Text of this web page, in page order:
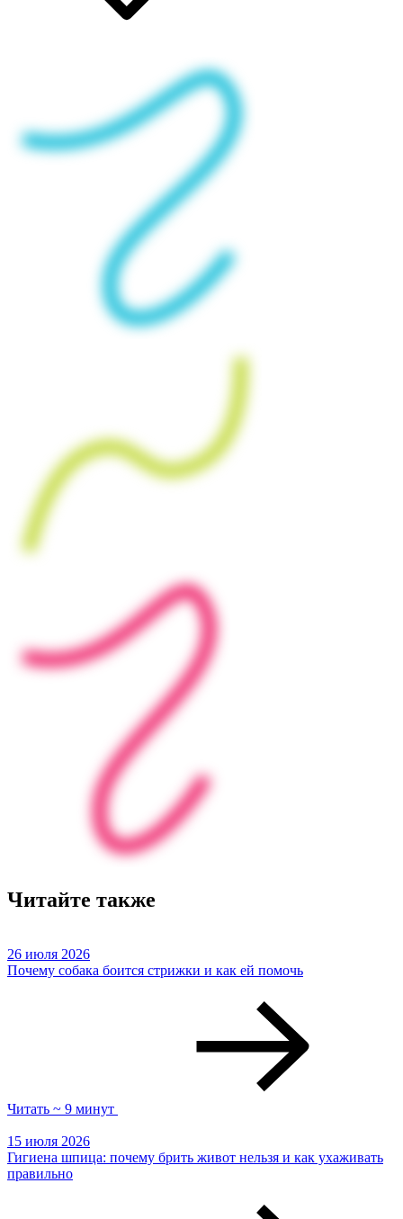
Читайте также
26 июля 2026
Почему собака боится стрижки и как ей помочь
Читать ~ 9 минут
15 июля 2026
Гигиена шпица: почему брить живот нельзя и как ухаживать
правильно